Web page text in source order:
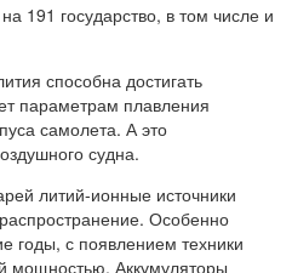
191 государство, в том числе и
способна достигать
параметрам плавления
самолета. А это
судна.
литий-ионные источники
Особенно
годы, с появлением техники
мощностью. Аккумуляторы